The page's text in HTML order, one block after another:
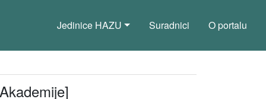
Jedinice HAZU Suradnici O portalu